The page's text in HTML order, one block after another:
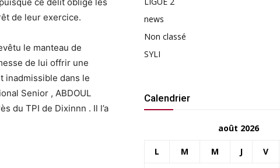
de leur exercice.
le manteau de
de lui offrir une
inadmissible dans le
Senior , ABDOUL
du TPI de Dixinnn . Il l’a
news
Non classé
SYLI
Calendrier
août 2026
L M M J V